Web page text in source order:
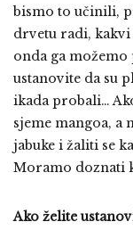
bismo to učinili,
drvetu radi,
onda ga
ustanovite da su
ikada probali…
sjeme mangoa, a
jabuke i žaliti se
Moramo doznati
Ako želite